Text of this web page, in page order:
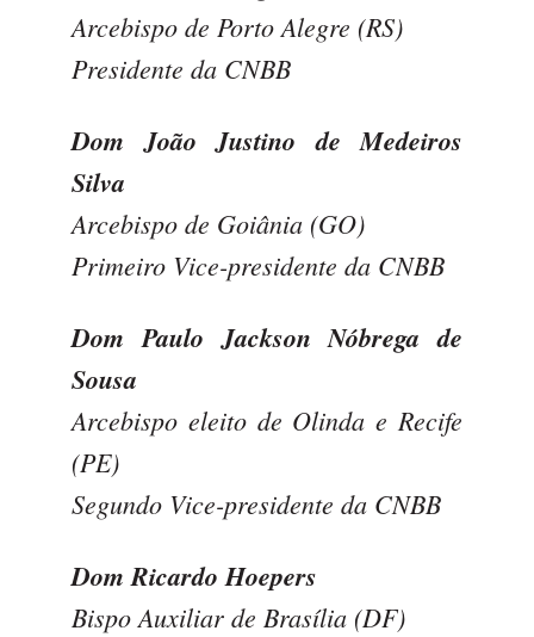
Arcebispo de Porto Alegre (RS)
Presidente da CNBB
Dom João Justino de Medeiros
Silva
Arcebispo de Goiânia (GO)
Primeiro Vice-presidente da CNBB
Dom Paulo Jackson Nóbrega de
Sousa
Arcebispo eleito de Olinda e Recife
(PE)
Segundo Vice-presidente da CNBB
Dom Ricardo Hoepers
Bispo Auxiliar de Brasília (DF)